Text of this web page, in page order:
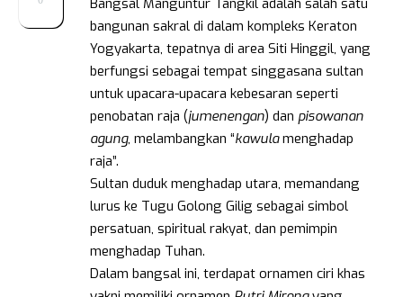
Bangsal Manguntur Tangkil adalah salah satu
bangunan sakral di dalam kompleks Keraton
Yogyakarta, tepatnya di area Siti Hinggil, yang
berfungsi sebagai tempat singgasana sultan
untuk upacara-upacara kebesaran seperti
penobatan raja (jumenengan) dan pisowanan
agung, melambangkan “kawulamenghadap
raja”.
Sultan duduk menghadap utara, memandang
lurus ke Tugu Golong Gilig sebagai simbol
persatuan, spiritual rakyat, dan pemimpin
menghadap Tuhan.
Dalam bangsal ini, terdapat ornamen ciri khas